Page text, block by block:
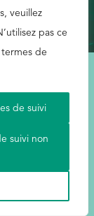
veuillez
pas ce
termes de
suivi non
de suivi
confidentialité